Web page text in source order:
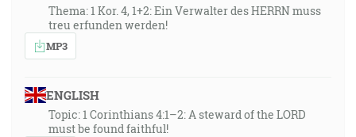
Thema: 1 Kor. 4, 1+2: Ein Verwalter des HERRN muss
treu erfunden werden!
MP3
ENGLISH
Topic: 1 Corinthians 4:1–2: A steward of the LORD
must be found faithful!